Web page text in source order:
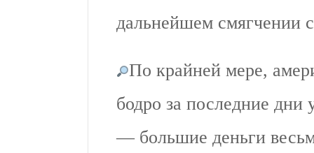
дальнейшем смягчении
По крайней мере,
бодро за последние дни
— большие деньги